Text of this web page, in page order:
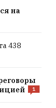
на
438
1